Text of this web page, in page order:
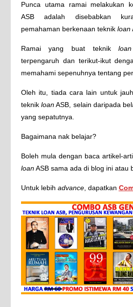
Punca utama ramai melakukan
ASB adalah disebabkan
pemahaman berkenaan teknik loan
Ramai yang buat teknikloan
terpengaruh dan terikut-ikut
memahami sepenuhnya tentang
Oleh itu, tiada cara lain untuk
teknik loanASB, selain daripada
yang sepatutnya.
Bagaimana nak belajar?
Boleh mula dengan baca artikel-
loanASB sama ada di blog ini atau
Untuk lebih advance, dapatkan